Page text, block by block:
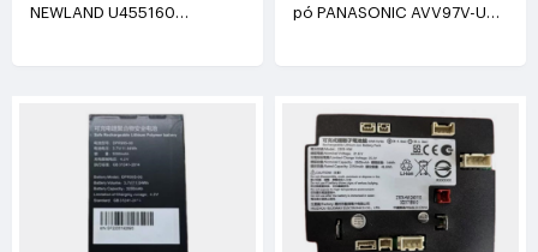
NEWLAND U455160
pó PANASONIC AVV97V-U3